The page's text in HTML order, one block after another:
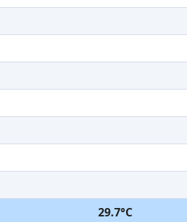
29.7°C